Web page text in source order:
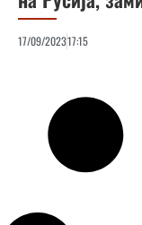
17/09/202317:15